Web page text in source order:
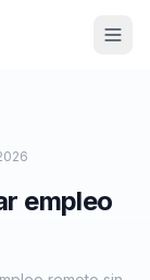
empleo